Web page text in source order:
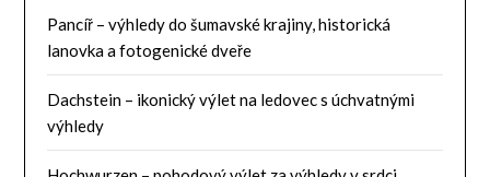
Pancíř – výhledy do šumavské krajiny, historická
lanovka a fotogenické dveře
Dachstein – ikonický výlet na ledovec s úchvatnými
výhledy